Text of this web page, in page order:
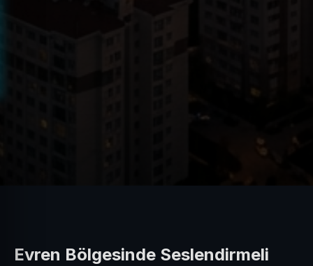
Evren Bölgesinde Seslendirmeli